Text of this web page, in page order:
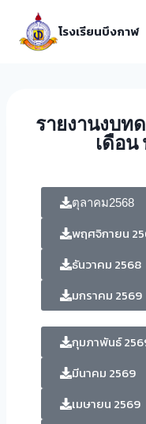
โรงเรียนบึงกาฬ
รายงานงบท
เดือน
ตุลาคม2568
พฤศจิกายน
ธันวาคม 2568
มกราคม 2569
กุมภาพันธ์
มีนาคม 2569
เมษายน 2569